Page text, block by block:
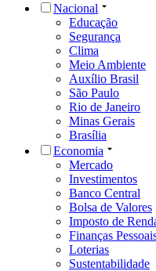
Nacional
Educação
Segurança
Clima
Meio Ambiente
Auxílio Brasil
São Paulo
Rio de Janeiro
Minas Gerais
Brasília
Economia
Mercado
Investimentos
Banco Central
Bolsa de Valores
Imposto de
Finanças
Loterias
Sustentabilidade